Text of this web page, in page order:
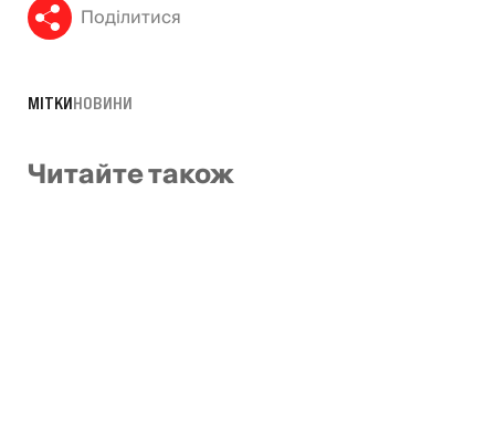
Поділитися
МІТКИНОВИНИ
Читайте також